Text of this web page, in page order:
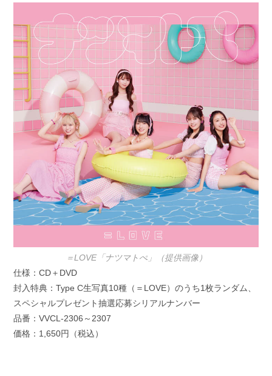
＝LOVE「ナツマトぺ」（提供画像）
仕様：CD＋DVD
封入特典：Type C生写真10種（＝LOVE）のうち1枚ランダム、
スペシャルプレゼント抽選応募シリアルナンバー
品番：VVCL-2306～2307
価格：1,650円（税込）